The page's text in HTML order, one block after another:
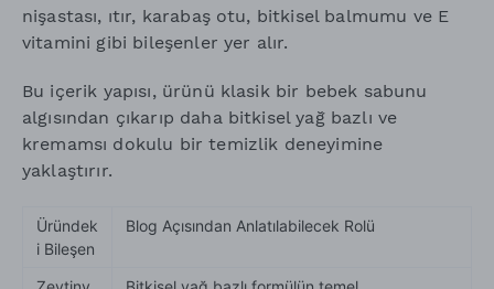
nişastası, ıtır, karabaş otu, bitkisel balmumu ve E
vitamini gibi bileşenler yer alır.
Bu içerik yapısı, ürünü klasik bir bebek sabunu
algısından çıkarıp daha bitkisel yağ bazlı ve
kremamsı dokulu bir temizlik deneyimine
yaklaştırır.
Üründek
i Bileşen
Blog Açısından Anlatılabilecek Rolü